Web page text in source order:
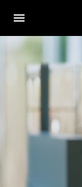
전체
메뉴